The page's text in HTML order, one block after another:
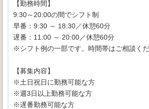
【勤務時間】
9:30～20:00の間でシフト制
早番：9:30 ～ 18:30／休憩60分
遅番：11:00 ～ 20:00／休憩60分
※シフト例の一部です。時間帯はご相談くだ
【募集内容】
※土日祝日に勤務可能な方
※週3日以上勤務可能な方
※遅番勤務可能な方